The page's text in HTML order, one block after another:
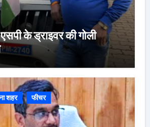
के ड्राइवर की गोली
शहर फीचर